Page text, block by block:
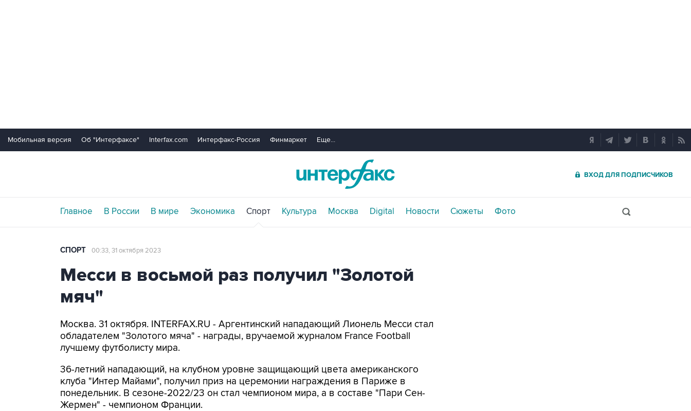
Мобильная версия Об "Интерфаксе" Interfax.com Интерфакс-Россия Финмаркет Еще...
ВХОД ДЛЯ ПОДПИСЧИКОВ
Главное В России В мире Экономика Спорт Культура Москва Digital Новости Сюжеты Фото
СПОРТ 00:33, 31 октября 2023
Месси в восьмой раз получил "Золотой
мяч"
Москва. 31 октября. INTERFAX.RU - Аргентинский нападающий Лионель Месси стал
обладателем "Золотого мяча" - награды, вручаемой журналом France Football
лучшему футболисту мира.
36-летний нападающий, на клубном уровне защищающий цвета американского
клуба "Интер Майами", получил приз на церемонии награждения в Париже в
понедельник. В сезоне-2022/23 он стал чемпионом мира, а в составе "Пари Сен-
Жермен" - чемпионом Франции.